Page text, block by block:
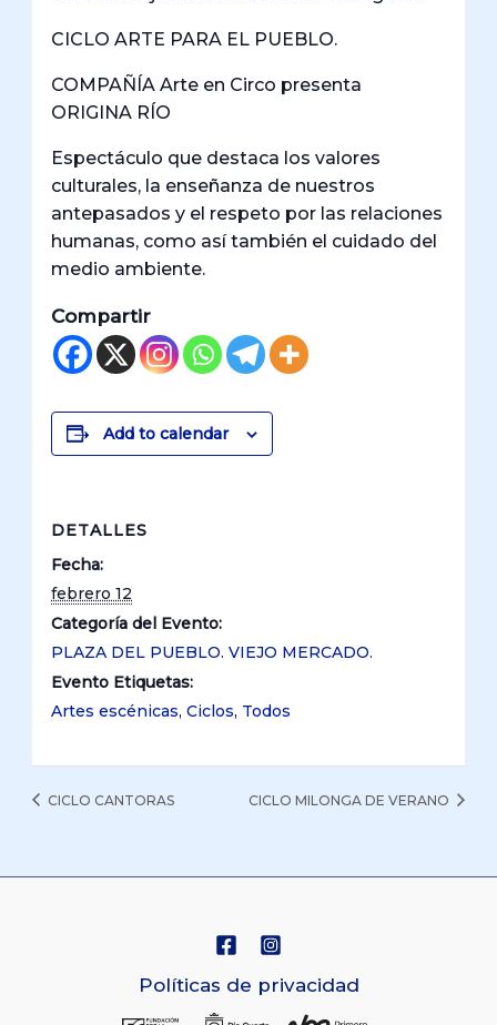
CICLO ARTE PARA EL PUEBLO.
COMPAÑÍA Arte en Circo presenta
ORIGINA RÍO
Espectáculo que destaca los valores
culturales, la enseñanza de nuestros
antepasados y el respeto por las relaciones
humanas, como así también el cuidado del
medio ambiente.
Compartir
Add to calendar
DETALLES
Fecha:
febrero 12
Categoría del Evento:
PLAZA DEL PUEBLO. VIEJO MERCADO.
Evento Etiquetas:
Artes escénicas,Ciclos, Todos
CICLO CANTORAS CICLO MILONGA DE VERANO
Políticas de privacidad